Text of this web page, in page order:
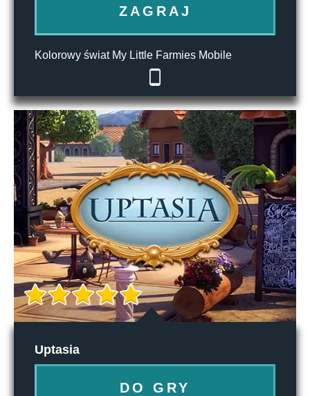
ZAGRAJ
Kolorowy świat My Little Farmies Mobile
Uptasia
DO GRY